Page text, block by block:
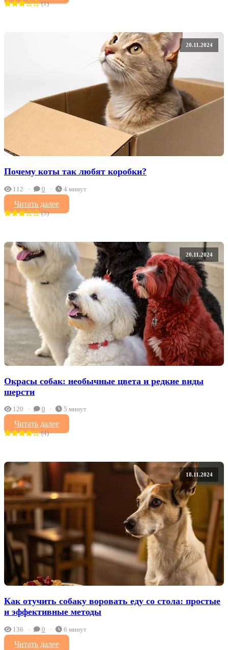
(1)
20.11.2024
Почему коты так любят коробки?
112 0 4 минут
Читать далее
(3)
20.11.2024
Окрасы собак: необычные цвета и редкие виды
шерсти
120 0 5 минут
Читать далее
(4)
18.11.2024
Как отучить собаку воровать еду со стола: простые
и эффективные методы
136 0 6 минут
Читать далее